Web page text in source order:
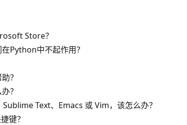
Store？
Python中不起作用？
？
？
Text、Emacs 或 Vim，该怎么办？
键？